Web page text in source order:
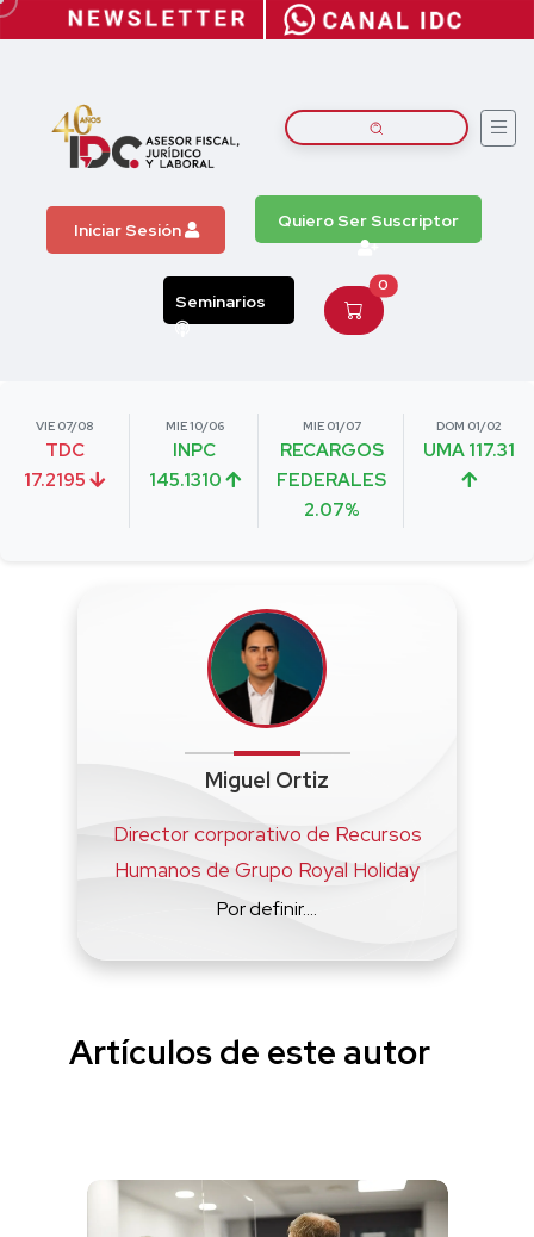
Iniciar Sesión Quiero Ser Suscriptor
Seminarios
0
VIE 07/08
TDC
17.2195
MIE 10/06
INPC
145.1310
MIE 01/07
RECARGOS
FEDERALES
2.07%
DOM 01/02
UMA 117.31
Miguel Ortiz
Director corporativo de Recursos
Humanos de Grupo Royal Holiday
Por definir....
Artículos de este autor